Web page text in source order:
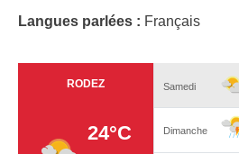
Langues parlées : Français